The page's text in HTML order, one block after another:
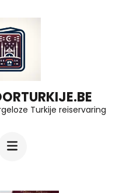
Turkije reiservaring